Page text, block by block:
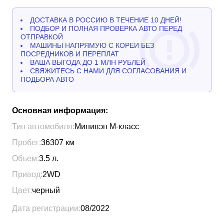
ДОСТАВКА В РОССИЮ В ТЕЧЕНИЕ 10 ДНЕЙ!
ПОДБОР И ПОЛНАЯ ПРОВЕРКА АВТО ПЕРЕД
ОТПРАВКОЙ
МАШИНЫ НАПРЯМУЮ С КОРЕИ БЕЗ
ПОСРЕДНИКОВ И ПЕРЕПЛАТ
ВАША ВЫГОДА ДО 1 МЛН РУБЛЕЙ
СВЯЖИТЕСЬ С НАМИ ДЛЯ СОГЛАСОВАНИЯ И
ПОДБОРА АВТО
Основная информация:
Тип автомобиля:Минивэн М-класс
Пробег:36307 км
Объем:3.5 л.
Привод:2WD
Цвет:черный
Дата регистрации:08/2022